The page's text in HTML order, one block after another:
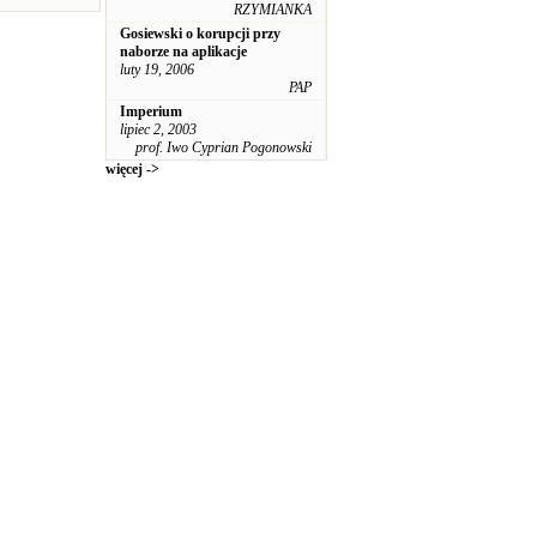
RZYMIANKA
Gosiewski o korupcji przy
naborze na aplikacje
luty 19, 2006
PAP
Imperium
lipiec 2, 2003
prof. Iwo Cyprian Pogonowski
więcej ->